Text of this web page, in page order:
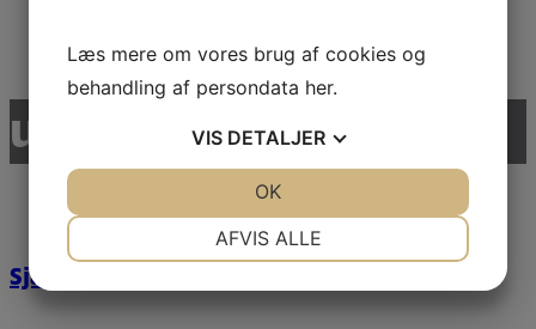
Læs mere
udvalgte referencer
Sjællands Privatskole
Læs mere om vores brug af cookies og
behandling af persondata her.
VIS DETALJER
AFVIS ALLE
OK